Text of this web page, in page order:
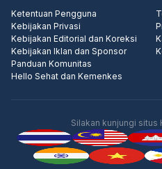
Ketentuan Pengguna
Kebijakan Privasi
Kebijakan Editorial dan Koreksi
Kebijakan Iklan dan Sponsor
Panduan Komunitas
Hello Sehat dan Kemenkes
Silakan kunjungi situs